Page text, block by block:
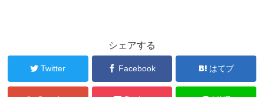
シェアする
Twitter Facebook はてブ